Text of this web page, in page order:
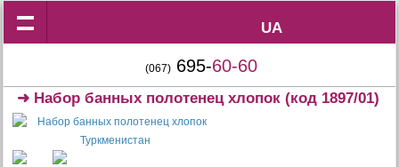
UA
UA
(067) 695-60-60
➜ Набор банных полотенец хлопок (код 1897/01)